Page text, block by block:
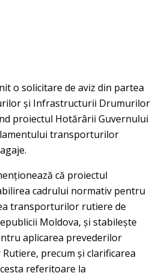
o solicitare de aviz din partea
și Infrastructurii Drumurilor
proiectul Hotărârii Guvernului
transporturilor
că proiectul
cadrului normativ pentru
transporturilor rutiere de
Moldova, și stabilește
aplicarea prevederilor
precum și clarificarea
referitoare la